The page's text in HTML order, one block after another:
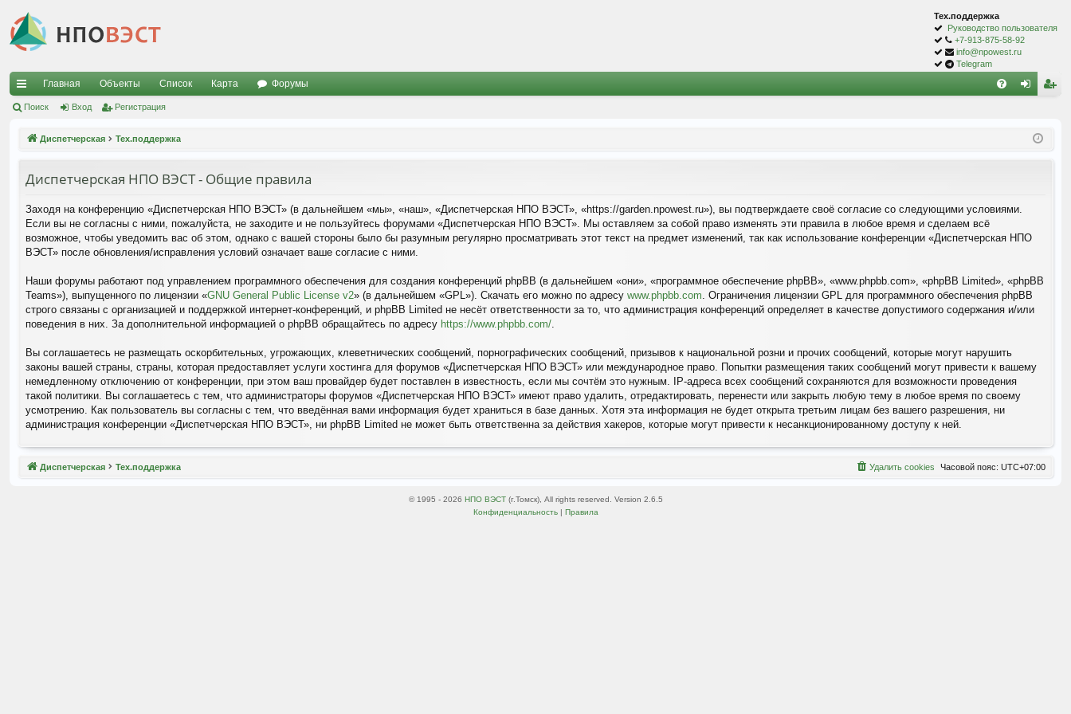
Тех.поддержка
Руководство пользователя
+7-913-875-58-92
info@npowest.ru
Telegram
с
Главная Объекты Список Карта Форумы
Поиск Вход Регистрация
Диспетчерская Тех.поддержка
Диспетчерская НПО ВЭСТ - Общие правила
Заходя на конференцию «Диспетчерская НПО ВЭСТ» (в дальнейшем «мы», «наш», «Диспетчерская НПО ВЭСТ», «https://garden.npowest.ru»), вы подтверждаете своё согласие со следующими условиями.
Если вы не согласны с ними, пожалуйста, не заходите и не пользуйтесь форумами «Диспетчерская НПО ВЭСТ». Мы оставляем за собой право изменять эти правила в любое время и сделаем всё
возможное, чтобы уведомить вас об этом, однако с вашей стороны было бы разумным регулярно просматривать этот текст на предмет изменений, так как использование конференции «Диспетчерская НПО
ВЭСТ» после обновления/исправления условий означает ваше согласие с ними.
Наши форумы работают под управлением программного обеспечения для создания конференций phpBB (в дальнейшем «они», «программное обеспечение phpBB», «www.phpbb.com», «phpBB Limited», «phpBB
Teams»), выпущенного по лицензии «GNU General Public License v2» (в дальнейшем «GPL»). Скачать его можно по адресу www.phpbb.com . Ограничения лицензии GPL для программного обеспечения phpBB
строго связаны с организацией и поддержкой интернет-конференций, и phpBB Limited не несёт ответственности за то, что администрация конференций определяет в качестве допустимого содержания и/или
поведения в них. За дополнительной информацией о phpBB обращайтесь по адресу https://www.phpbb.com/
Вы соглашаетесь не размещать оскорбительных, угрожающих, клеветнических сообщений, порнографических сообщений, призывов к национальной розни и прочих сообщений, которые могут нарушить
законы вашей страны, страны, которая предоставляет услуги хостинга для форумов «Диспетчерская НПО ВЭСТ» или международное право. Попытки размещения таких сообщений могут привести к вашему
немедленному отключению от конференции, при этом ваш провайдер будет поставлен в известность, если мы сочтём это нужным. IP-адреса всех сообщений сохраняются для возможности проведения
такой политики. Вы соглашаетесь с тем, что администраторы форумов «Диспетчерская НПО ВЭСТ» имеют право удалить, отредактировать, перенести или закрыть любую тему в любое время по своему
усмотрению. Как пользователь вы согласны с тем, что введённая вами информация будет храниться в базе данных. Хотя эта информация не будет открыта третьим лицам без вашего разрешения, ни
администрация конференции «Диспетчерская НПО ВЭСТ», ни phpBB Limited не может быть ответственна за действия хакеров, которые могут привести к несанкционированному доступу к ней.
Диспетчерская Тех.поддержка Часовой пояс: UTC+07:00
Удалить cookies
© 1995 - 2026 НПО ВЭСТ(г.Томск), All rights reserved. Version 2.6.5
Конфиденциальность| Правила